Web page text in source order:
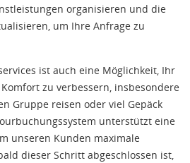
organisieren und die
um Ihre Anfrage zu
ist auch eine Möglichkeit, Ihr
zu verbessern, insbesondere
Gruppe reisen oder viel Gepäck
unterstützt eine
unseren Kunden maximale
dieser Schritt abgeschlossen ist,